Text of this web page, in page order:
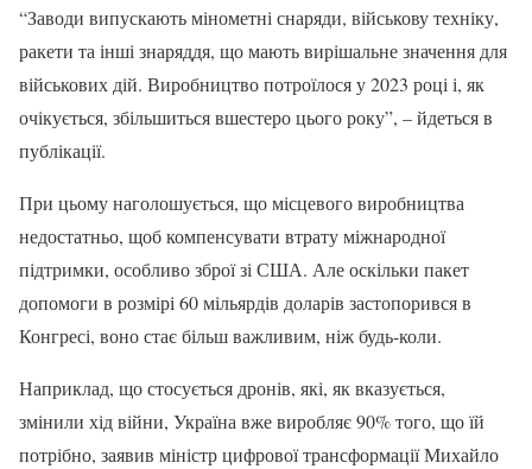
“Заводи випускають мінометні снаряди, військову техніку,
ракети та інші знаряддя, що мають вирішальне значення для
військових дій. Виробництво потроїлося у 2023 році і, як
очікується, збільшиться вшестеро цього року”, – йдеться в
публікації.
При цьому наголошується, що місцевого виробництва
недостатньо, щоб компенсувати втрату міжнародної
підтримки, особливо зброї зі США. Але оскільки пакет
допомоги в розмірі 60 мільярдів доларів застопорився в
Конгресі, воно стає більш важливим, ніж будь-коли.
Наприклад, що стосується дронів, які, як вказується,
змінили хід війни, Україна вже виробляє 90% того, що їй
потрібно, заявив міністр цифрової трансформації Михайло